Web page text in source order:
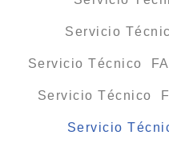
Servicio
Servicio Técnico
Servicio Técnico
Servicio